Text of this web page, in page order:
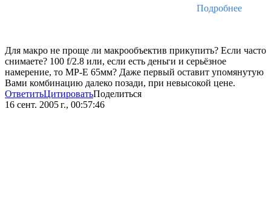
Подробнее
Для макро не проще ли макрообъектив прикупить? Если часто
снимаете? 100 f/2.8 или, если есть деньги и серьёзное
намерение, то MP-E 65мм? Даже первый оставит упомянутую
Вами комбинацию далеко позади, при невысокой цене.
ОтветитьЦитироватьПоделиться
16 сент. 2005 г., 00:57:46